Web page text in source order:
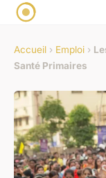
Accueil › Emploi ›
Santé Primaires